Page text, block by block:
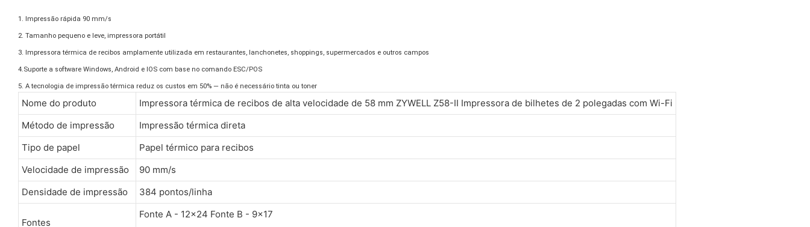
1. Impressão rápida 90 mm/s
2. Tamanho pequeno e leve, impressora portátil
3. Impressora térmica de recibos amplamente utilizada em restaurantes, lanchonetes, shoppings, supermercados e outros campos
4.Suporte a software Windows, Android e IOS com base no comando ESC/POS
5. A tecnologia de impressão térmica reduz os custos em 50% — não é necessário tinta ou toner
Nome do produto
Impressora térmica de recibos de alta velocidade de 58 mm ZYWELL Z58-II Impressora de bilhetes de 2 polegadas com Wi-Fi
Método de impressão
Impressão térmica direta
Tipo de papel
Papel térmico para recibos
Velocidade de impressão
90 mm/s
Densidade de impressão
384 pontos/linha
Fontes
Fonte A - 12x24 Fonte B - 9x17